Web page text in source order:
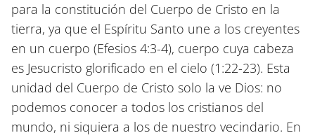
para la constitución del Cuerpo de Cristo en la
tierra, ya que el Espíritu Santo une a los creyentes
en un cuerpo (Efesios 4:3-4), cuerpo cuya cabeza
es Jesucristo glorificado en el cielo (1:22-23). Esta
unidad del Cuerpo de Cristo solo la ve Dios: no
podemos conocer a todos los cristianos del
mundo, ni siquiera a los de nuestro vecindario. En